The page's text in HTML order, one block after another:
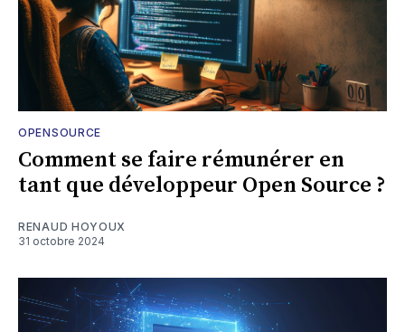
OPENSOURCE
Comment se faire rémunérer en
tant que développeur Open Source ?
RENAUD HOYOUX
31 octobre 2024